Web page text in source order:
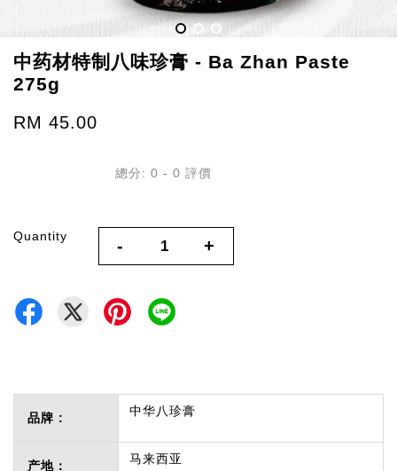
中药材特制八味珍膏 - Ba Zhan Paste
275g
RM 45.00
總分: 0 - 0 評價
Quantity - +
品牌 : 中华八珍膏
产地： 马来西亚